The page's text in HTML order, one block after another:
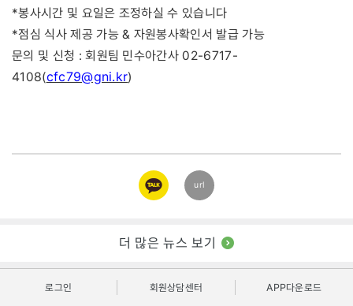
*봉사시간 및 요일은 조정하실 수 있습니다
*점심 식사 제공 가능 & 자원봉사확인서 발급 가능
문의 및 신청 : 회원팀 민수아간사 02-6717-
4108(cfc79@gni.kr)
카카오
링크
url
더 많은 뉴스 보기
로그인 회원상담센터 APP다운로드